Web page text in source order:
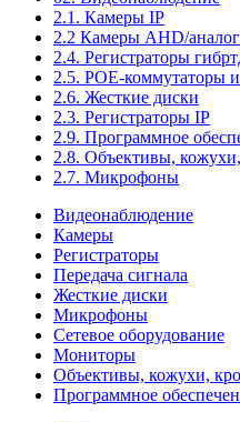
2.1. Камеры IP
2.2 Камеры AHD/аналог
2.4. Регистраторы
2.5. РОЕ-коммутаторы и
2.6. Жесткие диски
2.3. Регистраторы IP
2.9. Программное
2.8. Объективы,
2.7. Микрофоны
Видеонаблюдение
Камеры
Регистраторы
Передача сигнала
Жесткие диски
Микрофоны
Сетевое оборудование
Мониторы
Объективы, кожухи,
Программное